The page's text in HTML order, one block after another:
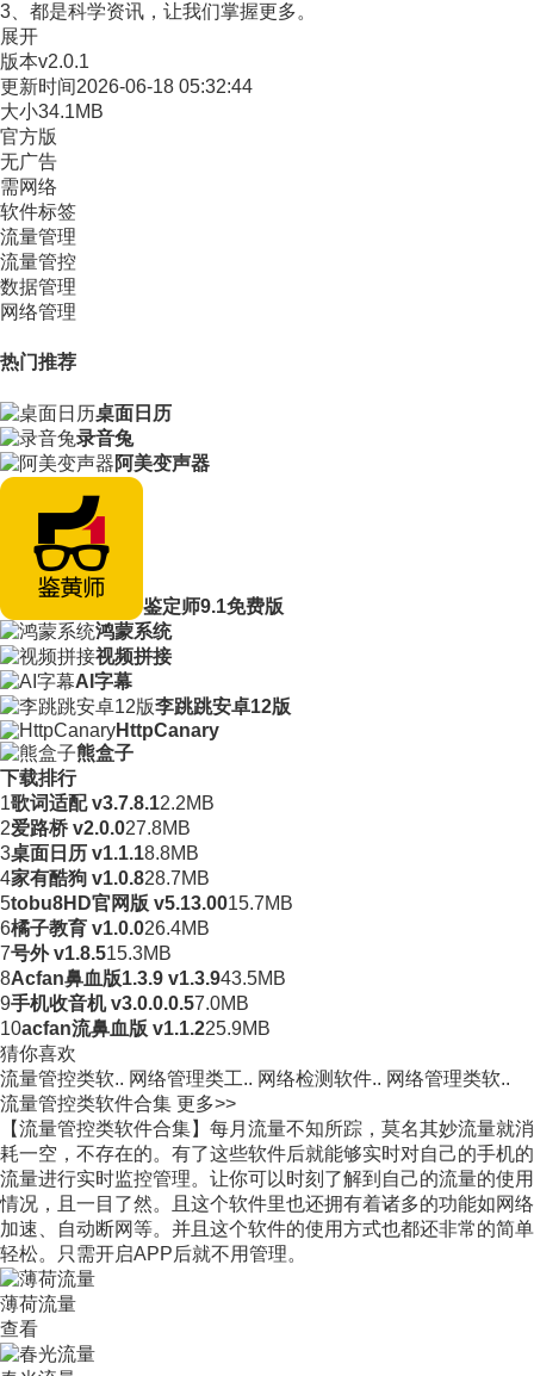
3、都是科学资讯，让我们掌握更多。
展开
版本v2.0.1
更新时间2026-06-18 05:32:44
大小34.1MB
官方版
无广告
需网络
软件标签
流量管理
流量管控
数据管理
网络管理
热门推荐
桌面日历
录音兔
阿美变声器
鉴定师9.1免费版
鸿蒙系统
视频拼接
AI字幕
李跳跳安卓12版
HttpCanary
熊盒子
下载排行
1歌词适配 v3.7.8.12.2MB
2爱路桥 v2.0.027.8MB
3桌面日历 v1.1.18.8MB
4家有酷狗 v1.0.828.7MB
5tobu8HD官网版 v5.13.0015.7MB
6橘子教育 v1.0.026.4MB
7号外 v1.8.515.3MB
8Acfan鼻血版1.3.9 v1.3.943.5MB
9手机收音机 v3.0.0.0.57.0MB
10acfan流鼻血版 v1.1.225.9MB
猜你喜欢
流量管控类软.. 网络管理类工.. 网络检测软件.. 网络管理类软..
流量管控类软件合集 更多>>
【流量管控类软件合集】每月流量不知所踪，莫名其妙流量就消
耗一空，不存在的。有了这些软件后就能够实时对自己的手机的
流量进行实时监控管理。让你可以时刻了解到自己的流量的使用
情况，且一目了然。且这个软件里也还拥有着诸多的功能如网络
加速、自动断网等。并且这个软件的使用方式也都还非常的简单
轻松。只需开启APP后就不用管理。
薄荷流量
查看